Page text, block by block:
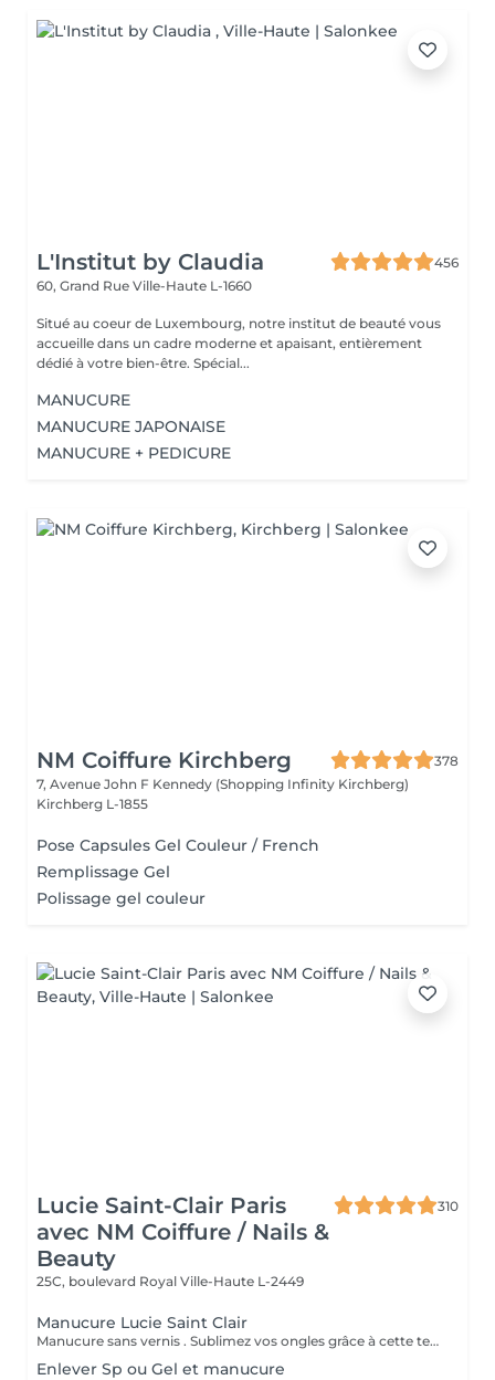
L'Institut by Claudia
456
60, Grand Rue Ville-Haute L-1660
Situé au coeur de Luxembourg, notre institut de beauté vous
accueille dans un cadre moderne et apaisant, entièrement
dédié à votre bien-être. Spécial...
MANUCURE
MANUCURE JAPONAISE
MANUCURE + PEDICURE
NM Coiffure Kirchberg
378
7, Avenue John F Kennedy (Shopping Infinity Kirchberg)
Kirchberg L-1855
Pose Capsules Gel Couleur / French
Remplissage Gel
Polissage gel couleur
Lucie Saint-Clair Paris
avec NM Coiffure / Nails &
Beauty
310
25C, boulevard Royal Ville-Haute L-2449
Manucure Lucie Saint Clair
Manucure sans vernis . Sublimez vos ongles grâce à cette technique naturelle qui comprend une mise en forme, une élimination tout en douceur de la cuticule. Les ongles retrouvent leur éclat naturel . Manucure avec vernis. Sublimez vos ongles grâce à cette technique naturelle qui comprend une mise en forme, une élimination tout en douceur de la cuticule. Finition complète et impeccable grâce a la pose de vernis.
Enlever Sp ou Gel et manucure